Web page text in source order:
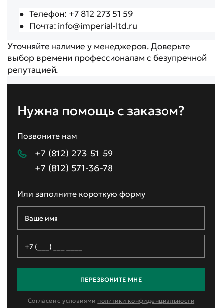
● Телефон: +7 812 273 51 59
● Почта: info@imperial-ltd.ru
Уточняйте наличие у менеджеров. Доверьте
выбор времени профессионалам с безупречной
репутацией.
Нужна помощь с заказом?
Позвоните нам
+7 (812) 273-51-59
+7 (812) 571-36-78
Или заполните короткую форму
ПЕРЕЗВОНИТЕ МНЕ
Согласен с условиями политики конфиденциальности